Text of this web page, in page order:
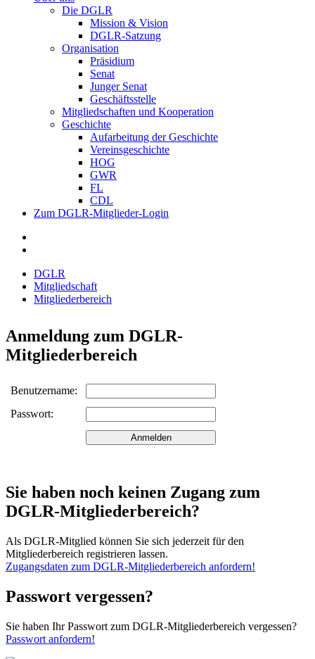
Die DGLR
Mission & Vision
DGLR-Satzung
Organisation
Präsidium
Senat
Junger Senat
Geschäftsstelle
Mitgliedschaften und Kooperation
Geschichte
Aufarbeitung der Geschichte
Vereinsgeschichte
HOG
GWR
FL
CDL
Zum DGLR-Mitglieder-Login
DGLR
Mitgliedschaft
Mitgliederbereich
Anmeldung zum DGLR-
Mitgliederbereich
Benutzername:
Passwort:
Sie haben noch keinen Zugang zum
DGLR-Mitgliederbereich?
Als DGLR-Mitglied können Sie sich jederzeit für den
Mitgliederbereich registrieren lassen.
Zugangsdaten zum DGLR-Mitgliederbereich anfordern!
Passwort vergessen?
Sie haben Ihr Passwort zum DGLR-Mitgliederbereich vergessen?
Passwort anfordern!